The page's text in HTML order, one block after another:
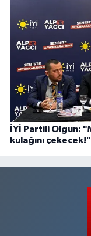
İYİ Partili Olgun:
kulağını çekecek!"